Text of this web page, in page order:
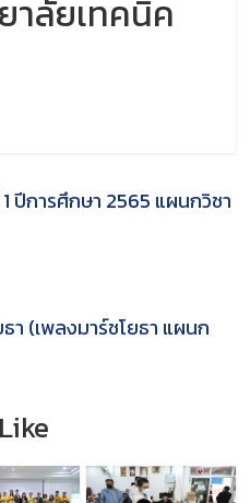
าลัยเทคนิค
ปีการศึกษา 2565 แผนกวิชา
า (เพลงมาร์ชโยธา แผนก